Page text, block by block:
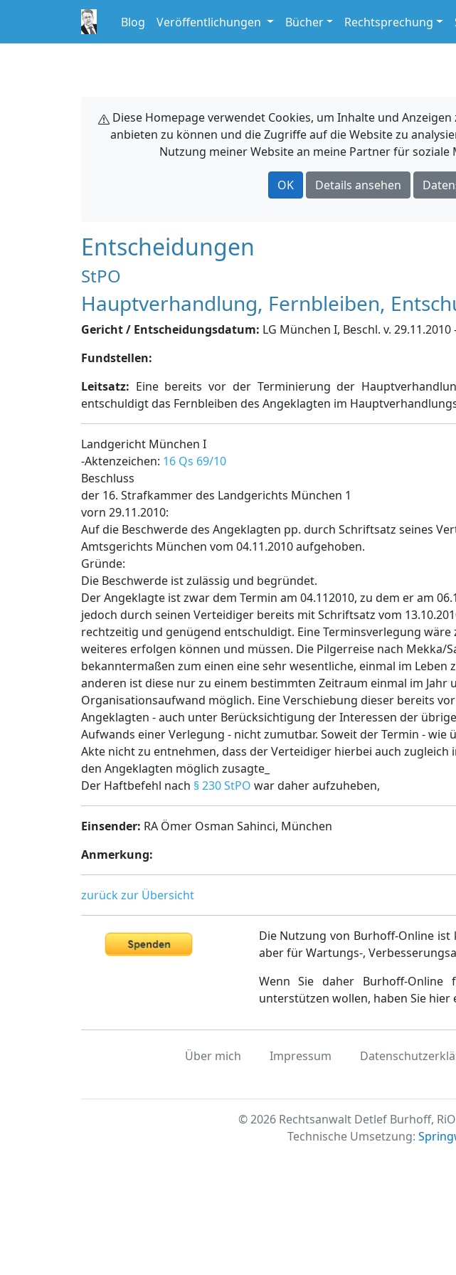
Blog Veröffentlichungen Bücher Rechtsprechung
Diese Homepage verwendet Cookies, um Inhalte und
anbieten zu können und die Zugriffe auf die Website zu
Nutzung meiner Website an meine Partner für soziale
OK Details ansehen
Entscheidungen
StPO
Hauptverhandlung, Fernbleiben,
Gericht / Entscheidungsdatum: LG München I, Beschl. v. 29.11.2010
Fundstellen:
Leitsatz: Eine bereits vor der Terminierung der
entschuldigt das Fernbleiben des Angeklagten im
Landgericht München I
-Aktenzeichen: 16 Qs 69/10
Beschluss
der 16. Strafkammer des Landgerichts München 1
vorn 29.11.2010:
Auf die Beschwerde des Angeklagten pp. durch Schriftsatz seines
Amtsgerichts München vom 04.11.2010 aufgehoben.
Gründe:
Die Beschwerde ist zulässig und begründet.
Der Angeklagte ist zwar dem Termin am 04.112010, zu dem er am
jedoch durch seinen Verteidiger bereits mit Schriftsatz vom
rechtzeitig und genügend entschuldigt. Eine Terminsverlegung
weiteres erfolgen können und müssen. Die Pilgerreise nach Mekka/
bekanntermaßen zum einen eine sehr wesentliche, einmal im
anderen ist diese nur zu einem bestimmten Zeitraum einmal im
Organisationsaufwand möglich. Eine Verschiebung dieser bereits
Angeklagten - auch unter Berücksichtigung der Interessen der
Aufwands einer Verlegung - nicht zumutbar. Soweit der Termin -
Akte nicht zu entnehmen, dass der Verteidiger hierbei auch
den Angeklagten möglich zusagte_
Der Haftbefehl nach § 230 StPO war daher aufzuheben,
Einsender: RA Ömer Osman Sahinci, München
Anmerkung:
zurück zur Übersicht
Die Nutzung von Burhoff-Online
aber für Wartungs-,
Wenn Sie daher Burhoff-Online
unterstützen wollen, haben Sie
Über mich Impressum
© 2026 Rechtsanwalt Detlef Burhoff,
Technische Umsetzung: